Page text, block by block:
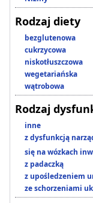
Rodzaj diety
bezglutenowa
cukrzycowa
niskotłuszczowa
wegetariańska
wątrobowa
Rodzaj
inne
z dysfunkcją
się na wózkach
z padaczką
z upośledzeniem
ze schorzeniami